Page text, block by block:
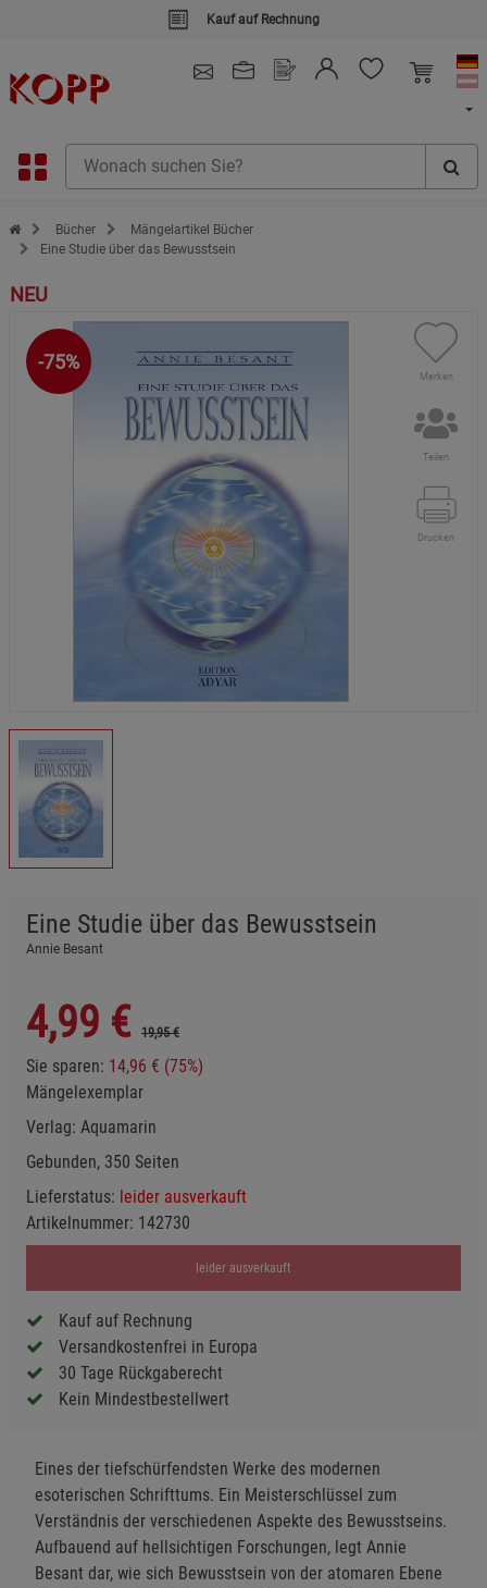
Kauf auf Rechnung
Zur Startseite des Kopp Verlag Online-Shop
Bücher
Mängelartikel Bücher
Eine Studie über das Bewusstsein
NEU
-75%
Merken
Teilen
Drucken
Eine Studie über das Bewusstsein
Annie Besant
4,99 € 19,95 €
Sie sparen: 14,96 € (75%)
Mängelexemplar
Verlag: Aquamarin
Gebunden, 350 Seiten
Lieferstatus: leider ausverkauft
Artikelnummer: 142730
leider ausverkauft
Kauf auf Rechnung
Versandkostenfrei in Europa
30 Tage Rückgaberecht
Kein Mindestbestellwert
Eines der tiefschürfendsten Werke des modernen
esoterischen Schrifttums. Ein Meisterschlüssel zum
Verständnis der verschiedenen Aspekte des Bewusstseins.
Aufbauend auf hellsichtigen Forschungen, legt Annie
Besant dar, wie sich Bewusstsein von der atomaren Ebene